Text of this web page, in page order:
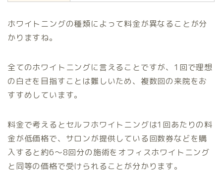
ホワイトニングの種類によって料金が異なることが分
かりますね。
全てのホワイトニングに言えることですが、1回で理想
の白さを目指すことは難しいため、複数回の来院をお
すすめしています。
料金で考えるとセルフホワイトニングは1回あたりの料
金が低価格で、サロンが提供している回数券などを購
入すると約6〜8回分の施術をオフィスホワイトニング
と同等の価格で受けられることが分かります。